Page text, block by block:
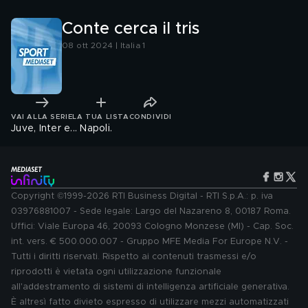
Conte cerca il tris
08 ott 2024 | Italia 1
VAI ALLA SERIE LA TUA LISTA CONDIVIDI
Juve, Inter e... Napoli.
Copyright ©1999-2026 RTI Business Digital - RTI S.p.A.: p. iva
03976881007 - Sede legale: Largo del Nazareno 8, 00187 Roma.
Uffici: Viale Europa 46, 20093 Cologno Monzese (MI) - Cap. Soc.
int. vers. € 500.000.007 - Gruppo MFE Media For Europe N.V. -
Tutti i diritti riservati. Rispetto ai contenuti trasmessi e/o
riprodotti è vietata ogni utilizzazione funzionale
all'addestramento di sistemi di intelligenza artificiale generativa.
È altresì fatto divieto espresso di utilizzare mezzi automatizzati